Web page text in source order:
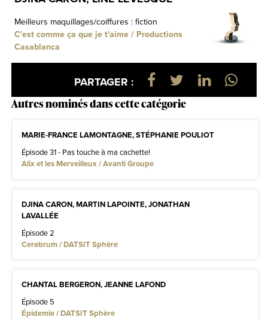
Meilleurs maquillages/coiffures : fiction
C'est comme ça que je t'aime / Productions
Casablanca
PARTAGER :
Autres nominés dans cette catégorie
MARIE-FRANCE LAMONTAGNE, STÉPHANIE POULIOT
Épisode 31 - Pas touche à ma cachette!
Alix et les Merveilleux / Avanti Groupe
DJINA CARON, MARTIN LAPOINTE, JONATHAN
LAVALLÉE
Épisode 2
Cerebrum / DATSIT Sphère
CHANTAL BERGERON, JEANNE LAFOND
Épisode 5
Épidemie / DATSIT Sphère